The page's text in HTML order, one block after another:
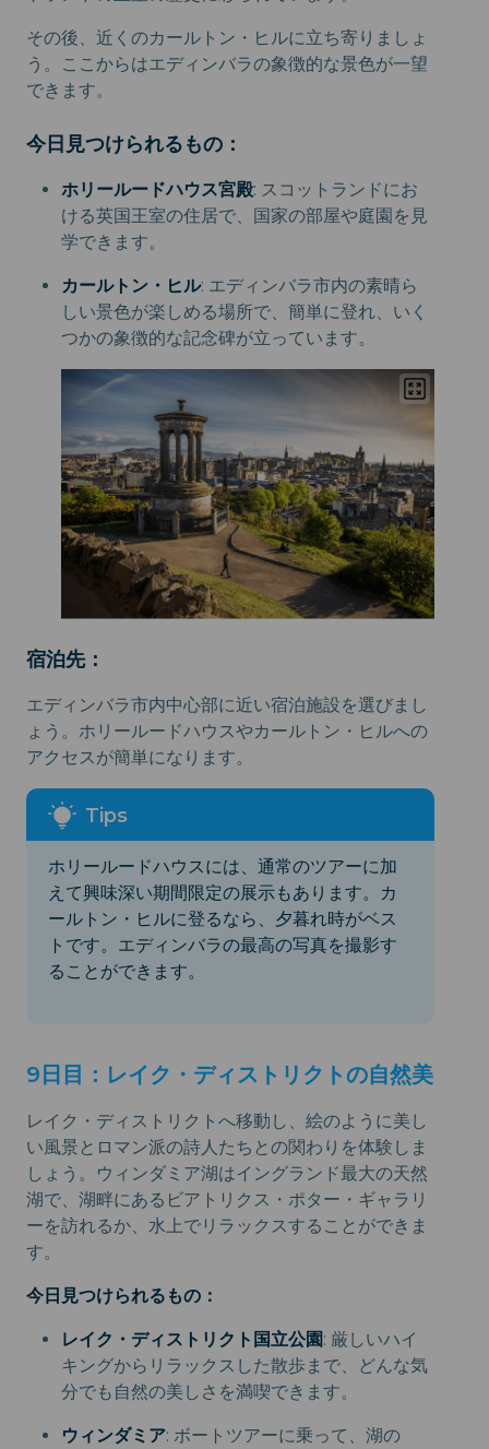
その後、近くのカールトン・ヒルに立ち寄りましょ
う。ここからはエディンバラの象徴的な景色が一望
できます。
今日見つけられるもの：
ホリールードハウス宮殿: スコットランドにお
ける英国王室の住居で、国家の部屋や庭園を見
学できます。
カールトン・ヒル: エディンバラ市内の素晴ら
しい景色が楽しめる場所で、簡単に登れ、いく
つかの象徴的な記念碑が立っています。
宿泊先：
エディンバラ市内中心部に近い宿泊施設を選びまし
ょう。ホリールードハウスやカールトン・ヒルへの
アクセスが簡単になります。
ホリールードハウスには、通常のツアーに加
えて興味深い期間限定の展示もあります。カ
ールトン・ヒルに登るなら、夕暮れ時がベス
トです。エディンバラの最高の写真を撮影す
ることができます。
9日目：レイク・ディストリクトの自然美
レイク・ディストリクトへ移動し、絵のように美し
い風景とロマン派の詩人たちとの関わりを体験しま
しょう。ウィンダミア湖はイングランド最大の天然
湖で、湖畔にあるビアトリクス・ポター・ギャラリ
ーを訪れるか、水上でリラックスすることができま
す。
今日見つけられるもの：
レイク・ディストリクト国立公園: 厳しいハイ
キングからリラックスした散歩まで、どんな気
分でも自然の美しさを満喫できます。
ウィンダミア: ボートツアーに乗って、湖の